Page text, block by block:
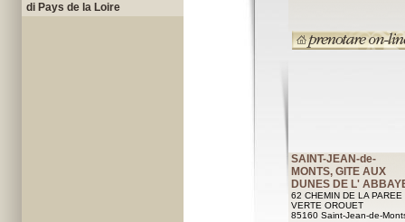
di Pays de la Loire
SAINT-JEAN-de-
MONTS, GITE AUX
DUNES DE L'
62 CHEMIN DE LA PAREE
VERTE OROUET
85160 Saint-Jean-de-